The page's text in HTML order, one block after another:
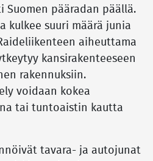
Suomen pääradan päällä.
kulkee suuri määrä junia
aiheuttama
kansirakenteeseen
rakennuksiin.
voidaan kokea
tai tuntoaistin kautta
tavara- ja autojunat